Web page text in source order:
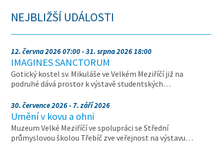
NEJBLIŽŠÍ UDÁLOSTI
12. června 2026 07:00 - 31. srpna 2026 18:00
IMAGINES SANCTORUM
Gotický kostel sv. Mikuláše ve Velkém Meziříčí již na
podruhé dává prostor k výstavě studentských…
30. července 2026 - 7. září 2026
Umění v kovu a ohni
Muzeum Velké Meziříčí ve spolupráci se Střední
průmyslovou školou Třebíč zve veřejnost na výstavu…